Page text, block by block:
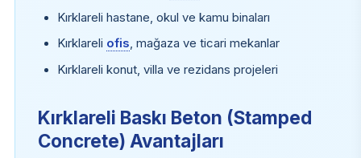
Kırklareli hastane, okul ve kamu binaları
Kırklareli ofis, mağaza ve ticari mekanlar
Kırklareli konut, villa ve rezidans projeleri
Kırklareli Baskı Beton (Stamped
Concrete) Avantajları